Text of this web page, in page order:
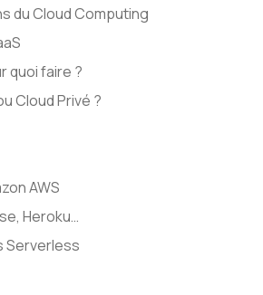
du Cloud Computing
quoi faire ?
Cloud Privé ?
AWS
Heroku…
Serverless